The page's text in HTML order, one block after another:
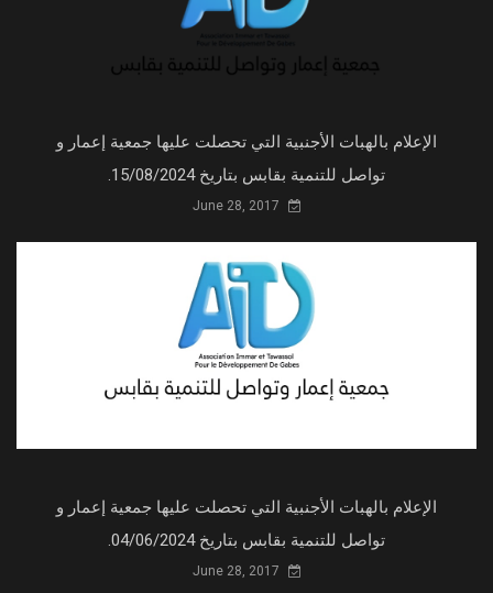
الإعلام بالهبات الأجنبية التي تحصلت عليها جمعية إعمار و
تواصل للتنمية بقابس بتاريخ 15/08/2024.
الإعلام بالهبات الأجنبية التي تحصلت عليها جمعية إعمار و
تواصل للتنمية بقابس بتاريخ 04/06/2024.